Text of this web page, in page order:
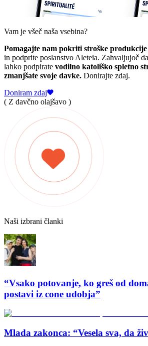
Vam je všeč naša vsebina?
Pomagajte nam pokriti stroške produkcije
in podprite poslanstvo Aleteia. Zahvaljujoč
lahko podpirate vodilno katoliško spletno
zmanjšate svoje davke. Donirajte zdaj.
Doniram zdaj
( Z davčno olajšavo )
Naši izbrani članki
“Vsako potovanje, ko greš od
postavi iz cone udobja”
Mlada zakonca: “Vesela sva, da